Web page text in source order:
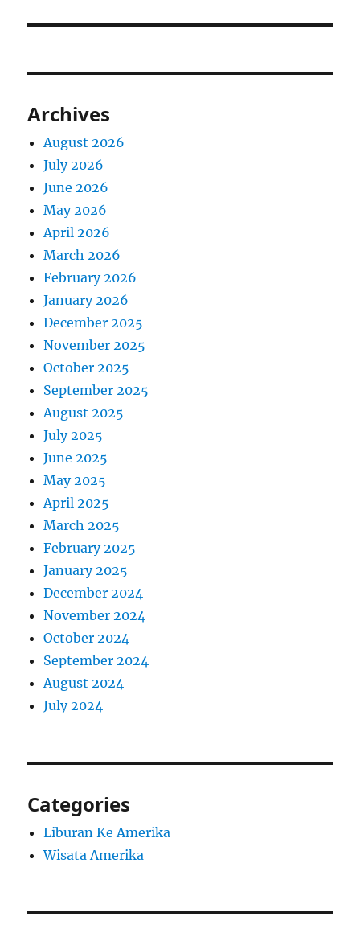
Archives
August 2026
July 2026
June 2026
May 2026
April 2026
March 2026
February 2026
January 2026
December 2025
November 2025
October 2025
September 2025
August 2025
July 2025
June 2025
May 2025
April 2025
March 2025
February 2025
January 2025
December 2024
November 2024
October 2024
September 2024
August 2024
July 2024
Categories
Liburan Ke Amerika
Wisata Amerika